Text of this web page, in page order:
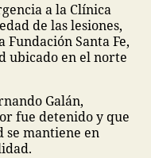
a la Clínica
de las lesiones,
Santa Fe,
ubicado en el norte
Galán,
fue detenido y que
se mantiene en